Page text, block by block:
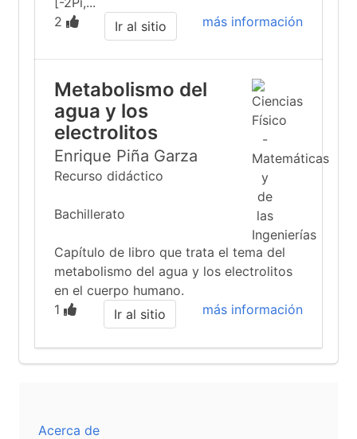
2
más información
Ir al sitio
Metabolismo del
agua y los
electrolitos
Enrique Piña Garza
Recurso didáctico
Bachillerato
Capítulo de libro que trata el tema del
metabolismo del agua y los electrolitos
en el cuerpo humano.
1
más información
Ir al sitio
Acerca de